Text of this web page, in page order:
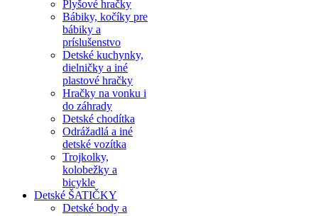
Plyšové hračky
Bábiky, kočíky pre
bábiky a
príslušenstvo
Detské kuchynky,
dielničky a iné
plastové hračky
Hračky na vonku i
do záhrady
Detské chodítka
Odrážadlá a iné
detské vozítka
Trojkolky,
kolobežky a
bicykle
Detské ŠATIČKY
Detské body a